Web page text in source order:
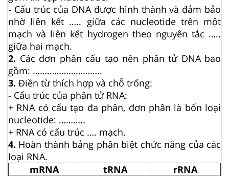
- Cấu trúc của DNA được hình thành và đảm bảo
nhờ liên kết ….. giữa các nucleotide trên một
mạch và liên kết hydrogen theo nguyên tắc …..
giữa hai mạch.
2. Các đơn phân cấu tạo nên phân tử DNA bao
gồm: ………………………..
3. Điền từ thích hợp và chỗ trống:
- Cấu trúc của phân tử RNA:
+ RNA có cấu tạo đa phân, đơn phân là bốn loại
nucleotide: ………..
+ RNA có cấu trúc …. mạch.
4. Hoàn thành bảng phân biệt chức năng của các
loại RNA.
mRNA
tRNA rRNA